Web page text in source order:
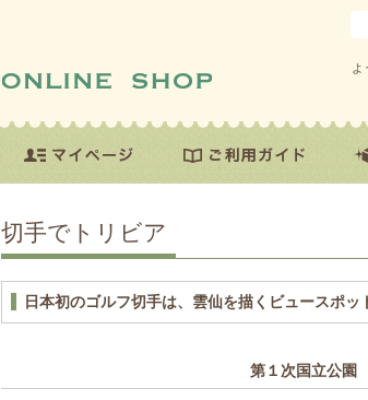
よ
切手でトリビア
日本初のゴルフ切手は、雲仙を描くビュースポッ
第１次国立公園